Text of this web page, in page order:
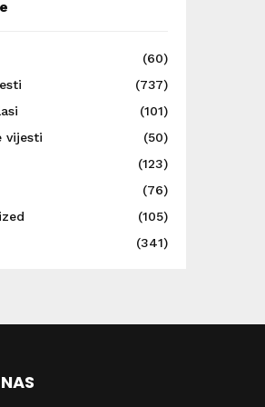
(60)
(737)
(101)
vijesti
(50)
(123)
(76)
(105)
(341)